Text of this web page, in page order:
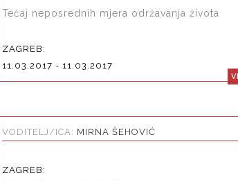
Tečaj neposrednih mjera održavanja života
ZAGREB:
11.03.2017 - 11.03.2017
VODITELJ/ICA: MIRNA ŠEHOVIĆ
ZAGREB: